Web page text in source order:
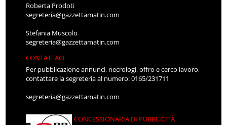
Roberta Prodoti
segreteria@gazzettamatin.com
Stefania Muscolo
segreteria@gazzettamatin.com
CONTATTACI
Per pubblicazione annunci, necrologi, offro e cerco lavoro,
contattare la segreteria al numero: 0165/231711
segreteria@gazzettamatin.com
CONCESSIONARIA DI PUBBLICITÀ